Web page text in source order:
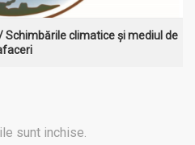
Schimbările climatice și mediul de
sunt inchise.